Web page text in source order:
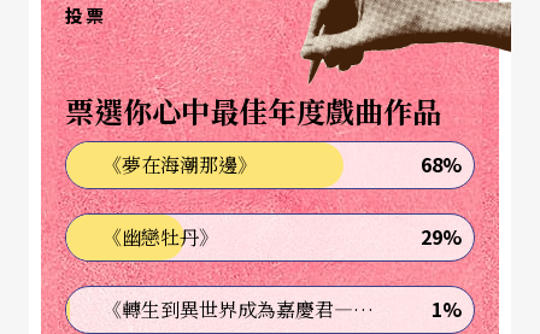
■五經不讀登科第 六禮未行入洞房
聯句淺白，卻饒富趣味的一對聯句。
戲曲演員一般而言敎育程度不高，有很多更是自幼
即「瞨戲」，亦即由父母將其典當至戲班學戲、工
作，以換取錢財米糧，衣食已是堪慮，遑論敎育機
會，於是就產生了不少「五經不讀」的失學表演
投票
票選你心中最佳年度戲曲作品
《夢在海潮那邊》 68%
《幽戀牡丹》 29%
《轉生到異世界成為嘉慶君—發現我的祖先是詐騙集團!?》 1%